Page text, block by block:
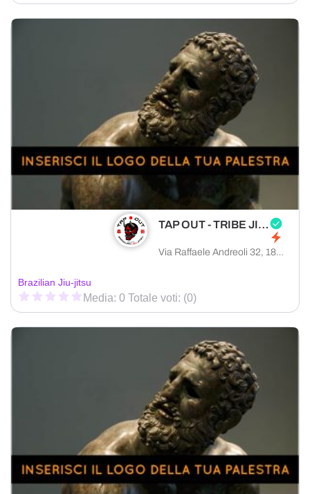
TAP OUT - TRIBE JIU JITSU IMPERIA
Via Raffaele Andreoli 32, 18100 Imperia provincia di Imperia, Italia
Brazilian Jiu-jitsu
Media: 0 Totale voti: (0)